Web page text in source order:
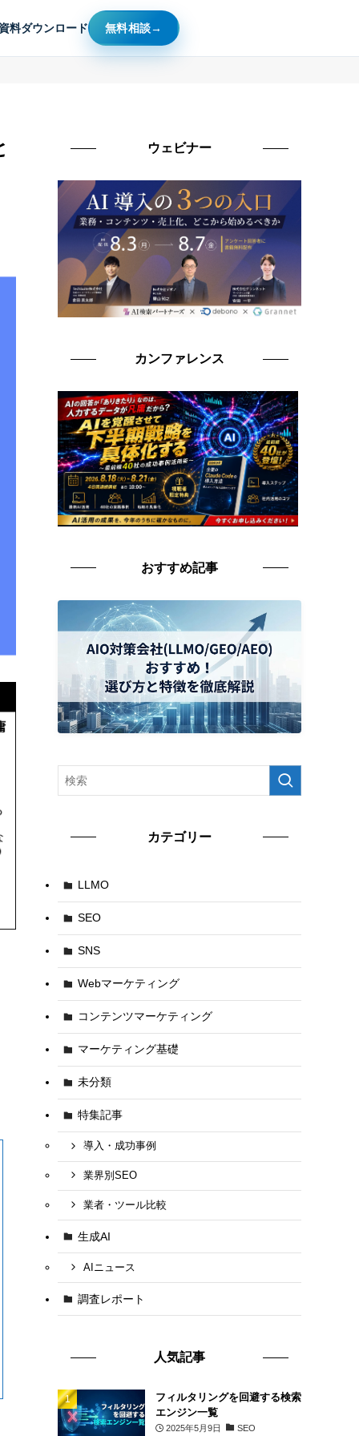
料ダウンロード 無料相談
ウェビナー
カンファレンス
おすすめ記事
カテゴリー
LLMO
SEO
SNS
Webマーケティング
コンテンツマーケティング
マーケティング基礎
未分類
特集記事
導入・成功事例
業界別SEO
業者・ツール比較
生成AI
AIニュース
調査レポート
人気記事
フィルタリングを回避する検索
エンジン一覧
2025年5月9日 SEO